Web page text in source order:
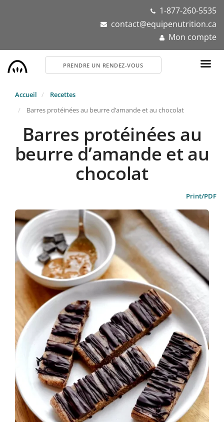
1-877-260-5535
contact@equipenutrition.ca
Mon compte
PRENDRE UN RENDEZ-VOUS
Accueil
Recettes
Barres protéinées au beurre d’amande et au chocolat
Barres protéinées au
beurre d’amande et au
chocolat
Print/PDF